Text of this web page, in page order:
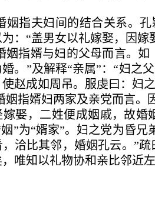
姻指夫妇间的结合关系。
：“盖男女以礼嫁娶，因
姻指婿与妇的父母而言。
。”及解释“亲属”：“妇之
赵成如周吊。服虔曰：妇
姻指婿妇两家及亲党而言。
嫁娶，二姓便成姻戚，故婚
姻”为“婿家”。妇之党为昏
，洽比其邻，婚姻孔云。”
唯知以礼物协和亲比邻近